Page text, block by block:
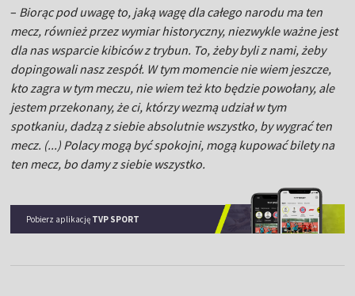
– Biorąc pod uwagę to, jaką wagę dla całego narodu ma ten
mecz, również przez wymiar historyczny, niezwykle ważne jest
dla nas wsparcie kibiców z trybun. To, żeby byli z nami, żeby
dopingowali nasz zespół. W tym momencie nie wiem jeszcze,
kto zagra w tym meczu, nie wiem też kto będzie powołany, ale
jestem przekonany, że ci, którzy wezmą udział w tym
spotkaniu, dadzą z siebie absolutnie wszystko, by wygrać ten
mecz. (...) Polacy mogą być spokojni, mogą kupować bilety na
ten mecz, bo damy z siebie wszystko.
Pobierz aplikację TVP SPORT